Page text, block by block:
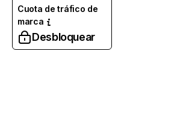
Cuota de tráfico de
marca
Desbloquear